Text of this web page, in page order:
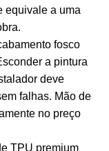
equivale a uma
fosco
a pintura
deve
falhas. Mão de
no preço
TPU premium